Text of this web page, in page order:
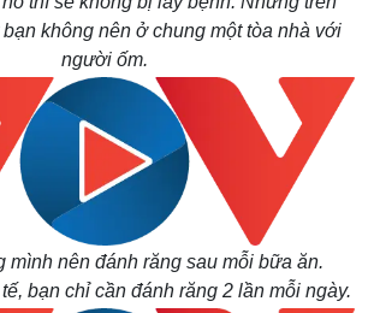
Multimedia
Video
E-Magazine
không nên ở chung một tòa nhà với
người ốm.
mình nên đánh răng sau mỗi bữa ăn.
bạn chỉ cần đánh răng 2 lần mỗi ngày.